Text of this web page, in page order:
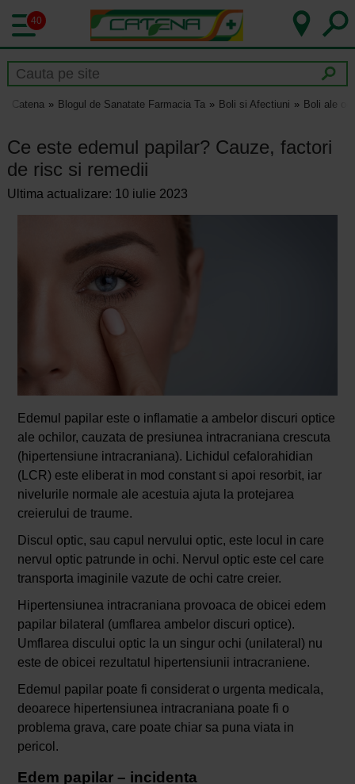
40
Catena Blogul de Sanatate Farmacia Ta Boli si Afectiuni Boli ale
Ce este edemul papilar? Cauze, factori
de risc si remedii
Ultima actualizare: 10 iulie 2023
Edemul papilar este o inflamatie a ambelor discuri optice
ale ochilor, cauzata de presiunea intracraniana crescuta
(hipertensiune intracraniana). Lichidul cefalorahidian
(LCR) este eliberat in mod constant si apoi resorbit, iar
nivelurile normale ale acestuia ajuta la protejarea
creierului de traume.
Discul optic, sau capul nervului optic, este locul in care
nervul optic patrunde in ochi. Nervul optic este cel care
transporta imaginile vazute de ochi catre creier.
Hipertensiunea intracraniana provoaca de obicei edem
papilar bilateral (umflarea ambelor discuri optice).
Umflarea discului optic la un singur ochi (unilateral) nu
este de obicei rezultatul hipertensiunii intracraniene.
Edemul papilar poate fi considerat o urgenta medicala,
deoarece hipertensiunea intracraniana poate fi o
problema grava, care poate chiar sa puna viata in
pericol.
Edem papilar – incidenta